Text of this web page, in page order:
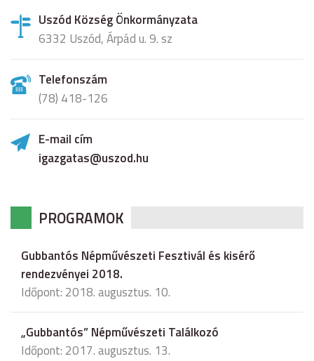
Uszód Község Önkormányzata
6332 Uszód, Árpád u. 9. sz
Telefonszám
(78) 418-126
E-mail cím
igazgatas@uszod.hu
PROGRAMOK
Gubbantós Népművészeti Fesztivál és kisérő
rendezvényei 2018.
Időpont: 2018. augusztus. 10.
„Gubbantós” Népművészeti Találkozó
Időpont: 2017. augusztus. 13.